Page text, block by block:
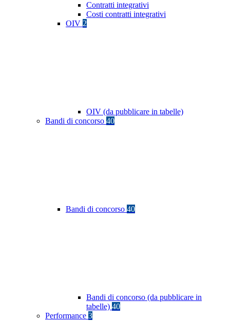
Contratti integrativi
Costi contratti integrativi
OIV 2
OIV (da pubblicare in tabelle)
Bandi di concorso 40
Bandi di concorso 40
Bandi di concorso (da pubblicare in
tabelle) 40
Performance 3